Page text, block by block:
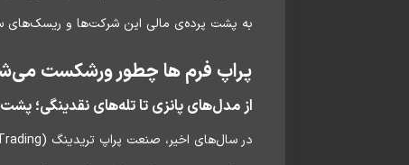
به پشت پرده‌ی مالی این شرکت‌ها و ریسک‌های
پراپ فرم ها چطور ورشکست
از مدل‌های پانزی تا تله‌های نقدینگی؛